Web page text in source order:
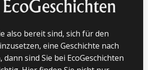
also bereit sind, sich für den
eine Geschichte nach
dann sind Sie bei EcoGeschichten